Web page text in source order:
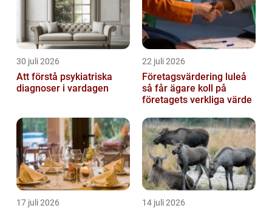
30 juli 2026
Att förstå psykiatriska
diagnoser i vardagen
22 juli 2026
Företagsvärdering luleå
så får ägare koll på
företagets verkliga värde
17 juli 2026 14 juli 2026